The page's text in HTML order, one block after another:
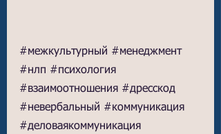
#межкультурный #менеджмент
#нлп #психология
#взаимоотношения #дресскод
#невербальный #коммуникация
#деловаякоммуникация